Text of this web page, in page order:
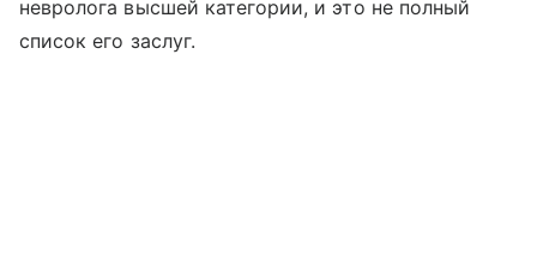
невролога высшей категории, и это не полный
список его заслуг.